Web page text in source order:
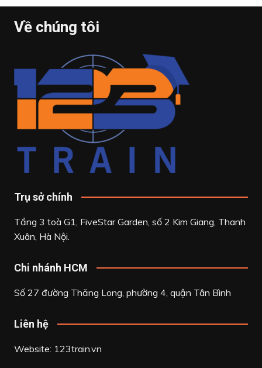
Về chúng tôi
Trụ sở chính
Tầng 3 toà G1, FiveStar Garden, số 2 Kim Giang, Thanh
Xuân, Hà Nội.
Chi nhánh HCM
Số 27 đường Thăng Long, phường 4, quận Tân Bình
Liên hệ
Website: 123train.vn